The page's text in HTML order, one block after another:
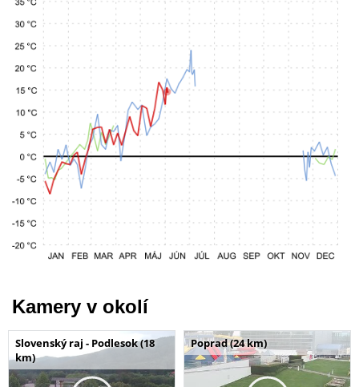
Kamery v okolí
Slovenský raj - Podlesok (18
km)
Poprad (24 km)